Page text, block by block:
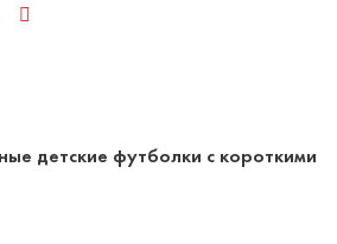
детские футболки с короткими